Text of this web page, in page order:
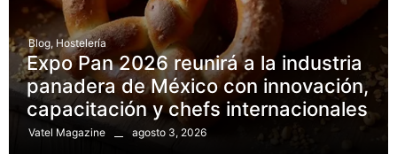
Blog, Hostelería
Expo Pan 2026 reunirá a la industria
panadera de México con innovación,
capacitación y chefs internacionales
Vatel Magazine agosto 3, 2026